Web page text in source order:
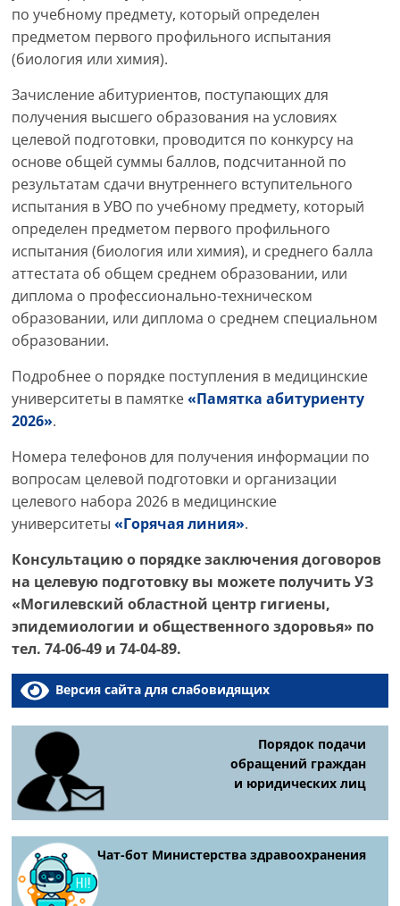
по учебному предмету, который определен
предметом первого профильного испытания
(биология или химия).
Зачисление абитуриентов, поступающих для
получения высшего образования на условиях
целевой подготовки, проводится по конкурсу на
основе общей суммы баллов, подсчитанной по
результатам сдачи внутреннего вступительного
испытания в УВО по учебному предмету, который
определен предметом первого профильного
испытания (биология или химия), и среднего балла
аттестата об общем среднем образовании, или
диплома о профессионально-техническом
образовании, или диплома о среднем специальном
образовании.
Подробнее о порядке поступления в медицинские
университеты в памятке«Памятка абитуриенту
2026».
Номера телефонов для получения информации по
вопросам целевой подготовки и организации
целевого набора 2026 в медицинские
университеты«Горячая линия».
Консультацию о порядке заключения договоров
на целевую подготовку вы можете получить УЗ
«Могилевский областной центр гигиены,
эпидемиологии и общественного здоровья» по
тел. 74-06-49 и 74-04-89.
Версия сайта для слабовидящих
Порядок подачи
обращений граждан
и юридических лиц
Чат-бот Министерства здравоохранения